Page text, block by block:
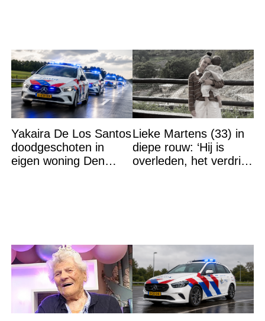
Yakaira De Los Santos
doodgeschoten in
eigen woning Den
Lieke Martens (33) in
diepe rouw: ‘Hij is
overleden, het verdriet